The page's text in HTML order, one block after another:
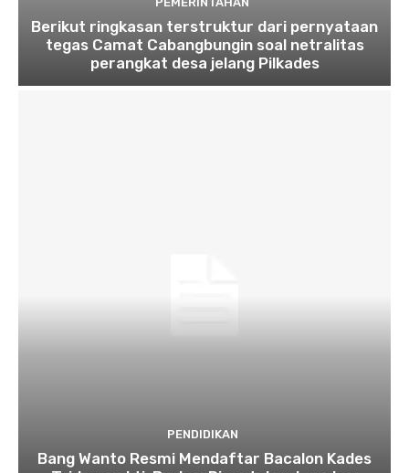
Berikut ringkasan terstruktur dari pernyataan
tegas Camat Cabangbungin soal netralitas
perangkat desa jelang Pilkades
PENDIDIKAN
Bang Wanto Resmi Mendaftar Bacalon Kades